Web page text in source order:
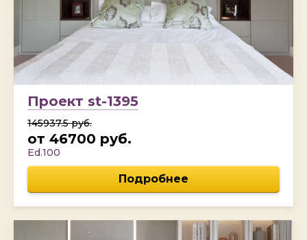
Проект st-1395
145937.5 руб.
от 46700 руб.
Ed.100
Подробнее